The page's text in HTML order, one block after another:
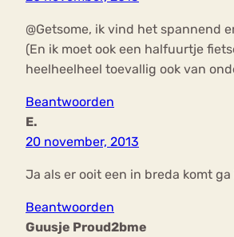
@Getsome, ik vind het spannend
(En ik moet ook een halfuurtje
heelheelheel toevallig ook van
Beantwoorden
E.
20 november, 2013
Ja als er ooit een in breda komt ga
Beantwoorden
Guusje Proud2bme